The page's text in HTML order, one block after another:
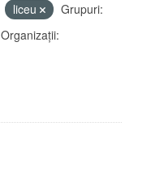
liceu
Grupuri:
Organizații: